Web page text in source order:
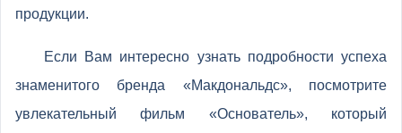
продукции.
Если Вам интересно узнать подробности успеха
знаменитого бренда «Макдональдс», посмотрите
увлекательный фильм «Основатель», который